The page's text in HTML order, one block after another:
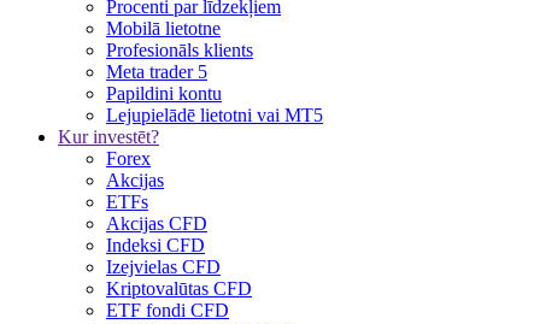
Procenti par līdzekļiem
Mobilā lietotne
Profesionāls klients
Meta trader 5
Papildini kontu
Lejupielādē lietotni vai MT5
Kur investēt?
Forex
Akcijas
ETFs
Akcijas CFD
Indeksi CFD
Izejvielas CFD
Kriptovalūtas CFD
ETF fondi CFD